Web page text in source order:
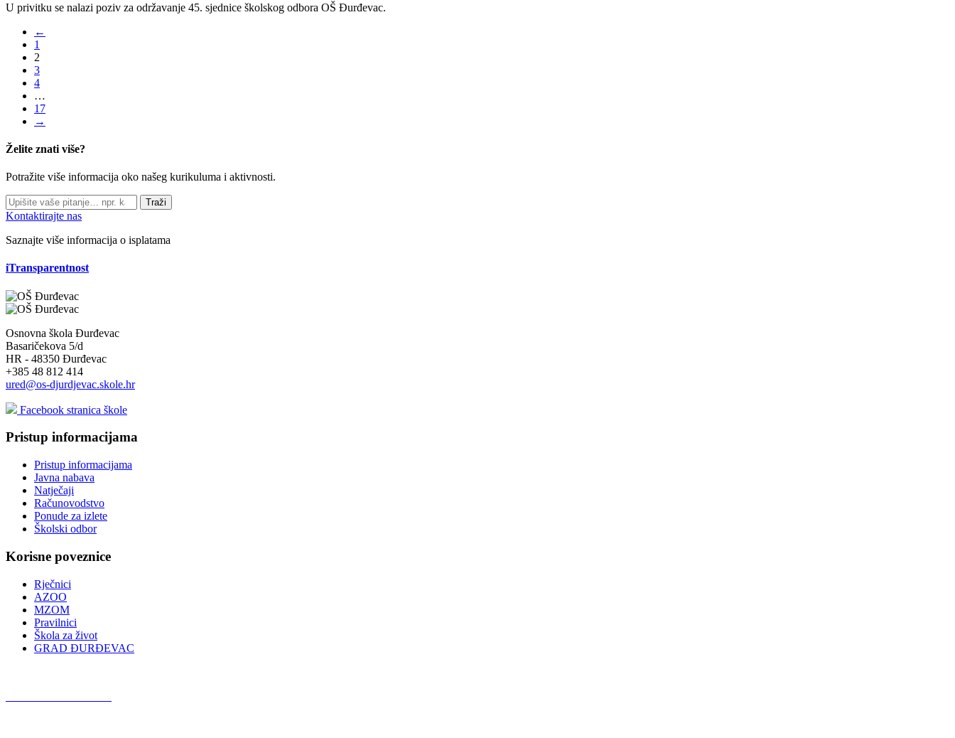
U privitku se nalazi poziv za održavanje 45. sjednice školskog odbora OŠ Đurđevac.
←
1
2
3
4
…
17
→
Želite znati više?
Potražite više informacija oko našeg kurikuluma i aktivnosti.
Traži
Kontaktirajte nas
Saznajte više informacija o isplatama
iTransparentnost
Osnovna škola Đurđevac
Basaričekova 5/d
HR - 48350 Đurđevac
+385 48 812 414
ured@os-djurdjevac.skole.hr
Facebook stranica škole
Pristup informacijama
Pristup informacijama
Javna nabava
Natječaji
Računovodstvo
Ponude za izlete
Školski odbor
Korisne poveznice
Rječnici
AZOO
MZOM
Pravilnici
Škola za život
GRAD ĐURĐEVAC